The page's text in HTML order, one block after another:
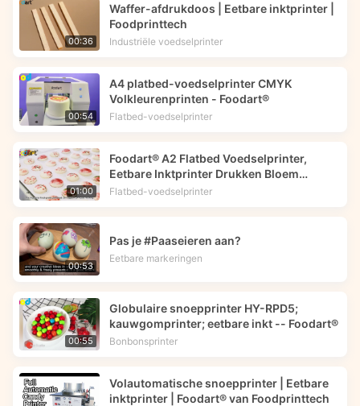
00:36
Waffer-afdrukdoos | Eetbare inktprinter |
Foodprinttech
Industriële voedselprinter
00:54
A4 platbed-voedselprinter CMYK
Volkleurenprinten - Foodart®
Flatbed-voedselprinter
01:00
Foodart® A2 Flatbed Voedselprinter,
Eetbare Inktprinter Drukken Bloem
Afbeelding op Macarons | Foodprinttech
Flatbed-voedselprinter
00:53
Pas je #Paaseieren aan?
Eetbare markeringen
00:55
Globulaire snoepprinter HY-RPD5;
kauwgomprinter; eetbare inkt -- Foodart®
Bonbonsprinter
Volautomatische snoepprinter | Eetbare
inktprinter | Foodart® van Foodprinttech